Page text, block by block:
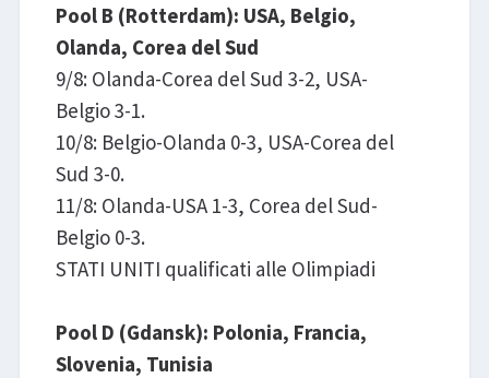
Pool B (Rotterdam): USA, Belgio,
Olanda, Corea del Sud
9/8: Olanda-Corea del Sud 3-2, USA-
Belgio 3-1.
10/8: Belgio-Olanda 0-3, USA-Corea del
Sud 3-0.
11/8: Olanda-USA 1-3, Corea del Sud-
Belgio​ 0-3.
STATI UNITI qualificati alle Olimpiadi
Pool D (Gdansk): Polonia, Francia,
Slovenia, Tunisia